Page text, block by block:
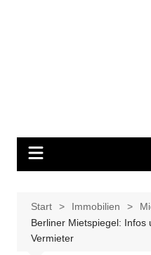
Start Immobilien
Berliner Mietspiegel: Infos
Vermieter